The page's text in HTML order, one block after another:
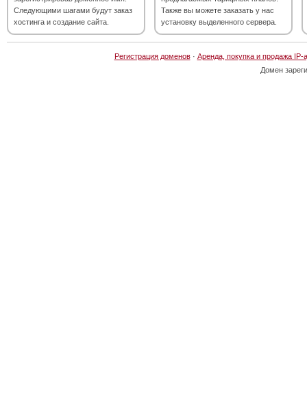
Следующими шагами будут заказ
хостинга и создание сайта.
Также вы можете заказать у нас
установку выделенного сервера.
Регистрация доменов· Аренда, покупка и продажа IP-
Домен